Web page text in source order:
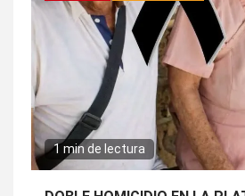
1 min de lectura